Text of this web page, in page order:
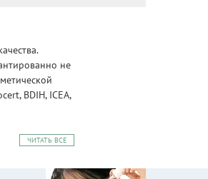
не
BDIH, ICEA,
ЧИТАТЬ ВСЕ